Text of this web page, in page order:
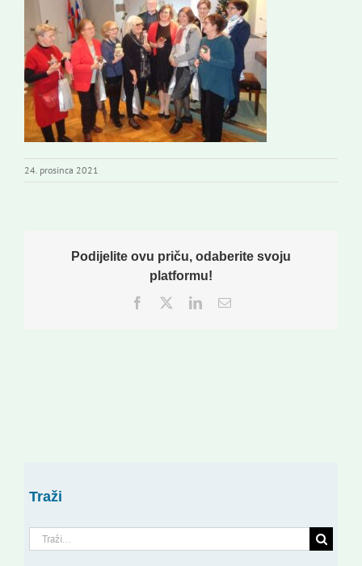
Novi odmev – naše glasilo
Izdavaštvo
Korisne informacije
24. prosinca 2021
Podijelite ovu priču, odaberite svoju
platformu!
Facebook
TwitterLinkedInEmail:
Traži
Traži...